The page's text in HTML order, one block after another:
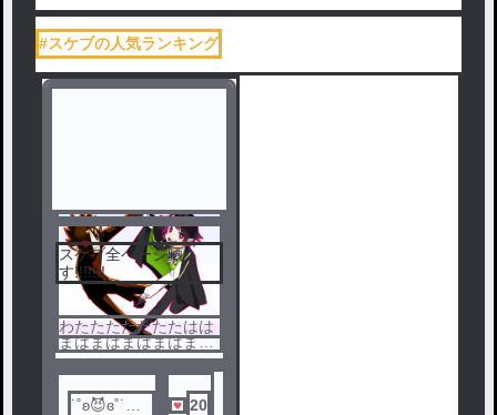
#スケブの人気ランキング
スケブ全ページ晒
す!!!!!!!
わたたたたたたたはは
まはまはまはまはまら
たららたあははははは
ははははは
˙˚ʚ😈ɞ˚˙🐸
20